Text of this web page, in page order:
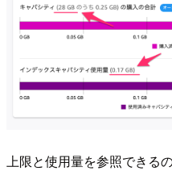
上限と使用量を参照できる